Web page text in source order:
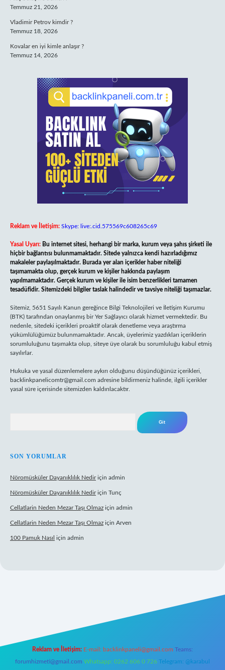
Temmuz 21, 2026
Vladimir Petrov kimdir ?
Temmuz 18, 2026
Kovalar en iyi kimle anlaşır ?
Temmuz 14, 2026
Reklam ve İletişim: Skype: live:.cid.575569c608265c69
Yasal Uyarı: Bu internet sitesi, herhangi bir marka, kurum veya şahıs şirketi ile
hiçbir bağlantısı bulunmamaktadır. Sitede yalnızca kendi hazırladığımız
makaleler paylaşılmaktadır. Burada yer alan içerikler haber niteliği
taşımamakta olup, gerçek kurum ve kişiler hakkında paylaşım
yapılmamaktadır. Gerçek kurum ve kişiler ile isim benzerlikleri tamamen
tesadüfidir. Sitemizdeki bilgiler taslak halindedir ve tavsiye niteliği taşımazlar.
Sitemiz, 5651 Sayılı Kanun gereğince Bilgi Teknolojileri ve İletişim Kurumu
(BTK) tarafından onaylanmış bir Yer Sağlayıcı olarak hizmet vermektedir. Bu
nedenle, sitedeki içerikleri proaktif olarak denetleme veya araştırma
yükümlülüğümüz bulunmamaktadır. Ancak, üyelerimiz yazdıkları içeriklerin
sorumluluğunu taşımakta olup, siteye üye olarak bu sorumluluğu kabul etmiş
sayılırlar.
Hukuka ve yasal düzenlemelere aykırı olduğunu düşündüğünüz içerikleri,
backlinkpanelicomtr@gmail.com adresine bildirmeniz halinde, ilgili içerikler
yasal süre içerisinde sitemizden kaldırılacaktır.
SON YORUMLAR
Nöromüsküler Dayanıklılık Nediriçin admin
Nöromüsküler Dayanıklılık Nediriçin Tunç
Cellatlarin Neden Mezar Taşı Olmaz için admin
Cellatlarin Neden Mezar Taşı Olmaz için Arven
100 Pamuk Nasıl için admin
Reklam ve İletişim: E-mail: backlinkpaneli@gmail.com Teams:
forumhizmeti@gmail.com Whatsapp: 0262 606 0 726 Telegram: @karabul